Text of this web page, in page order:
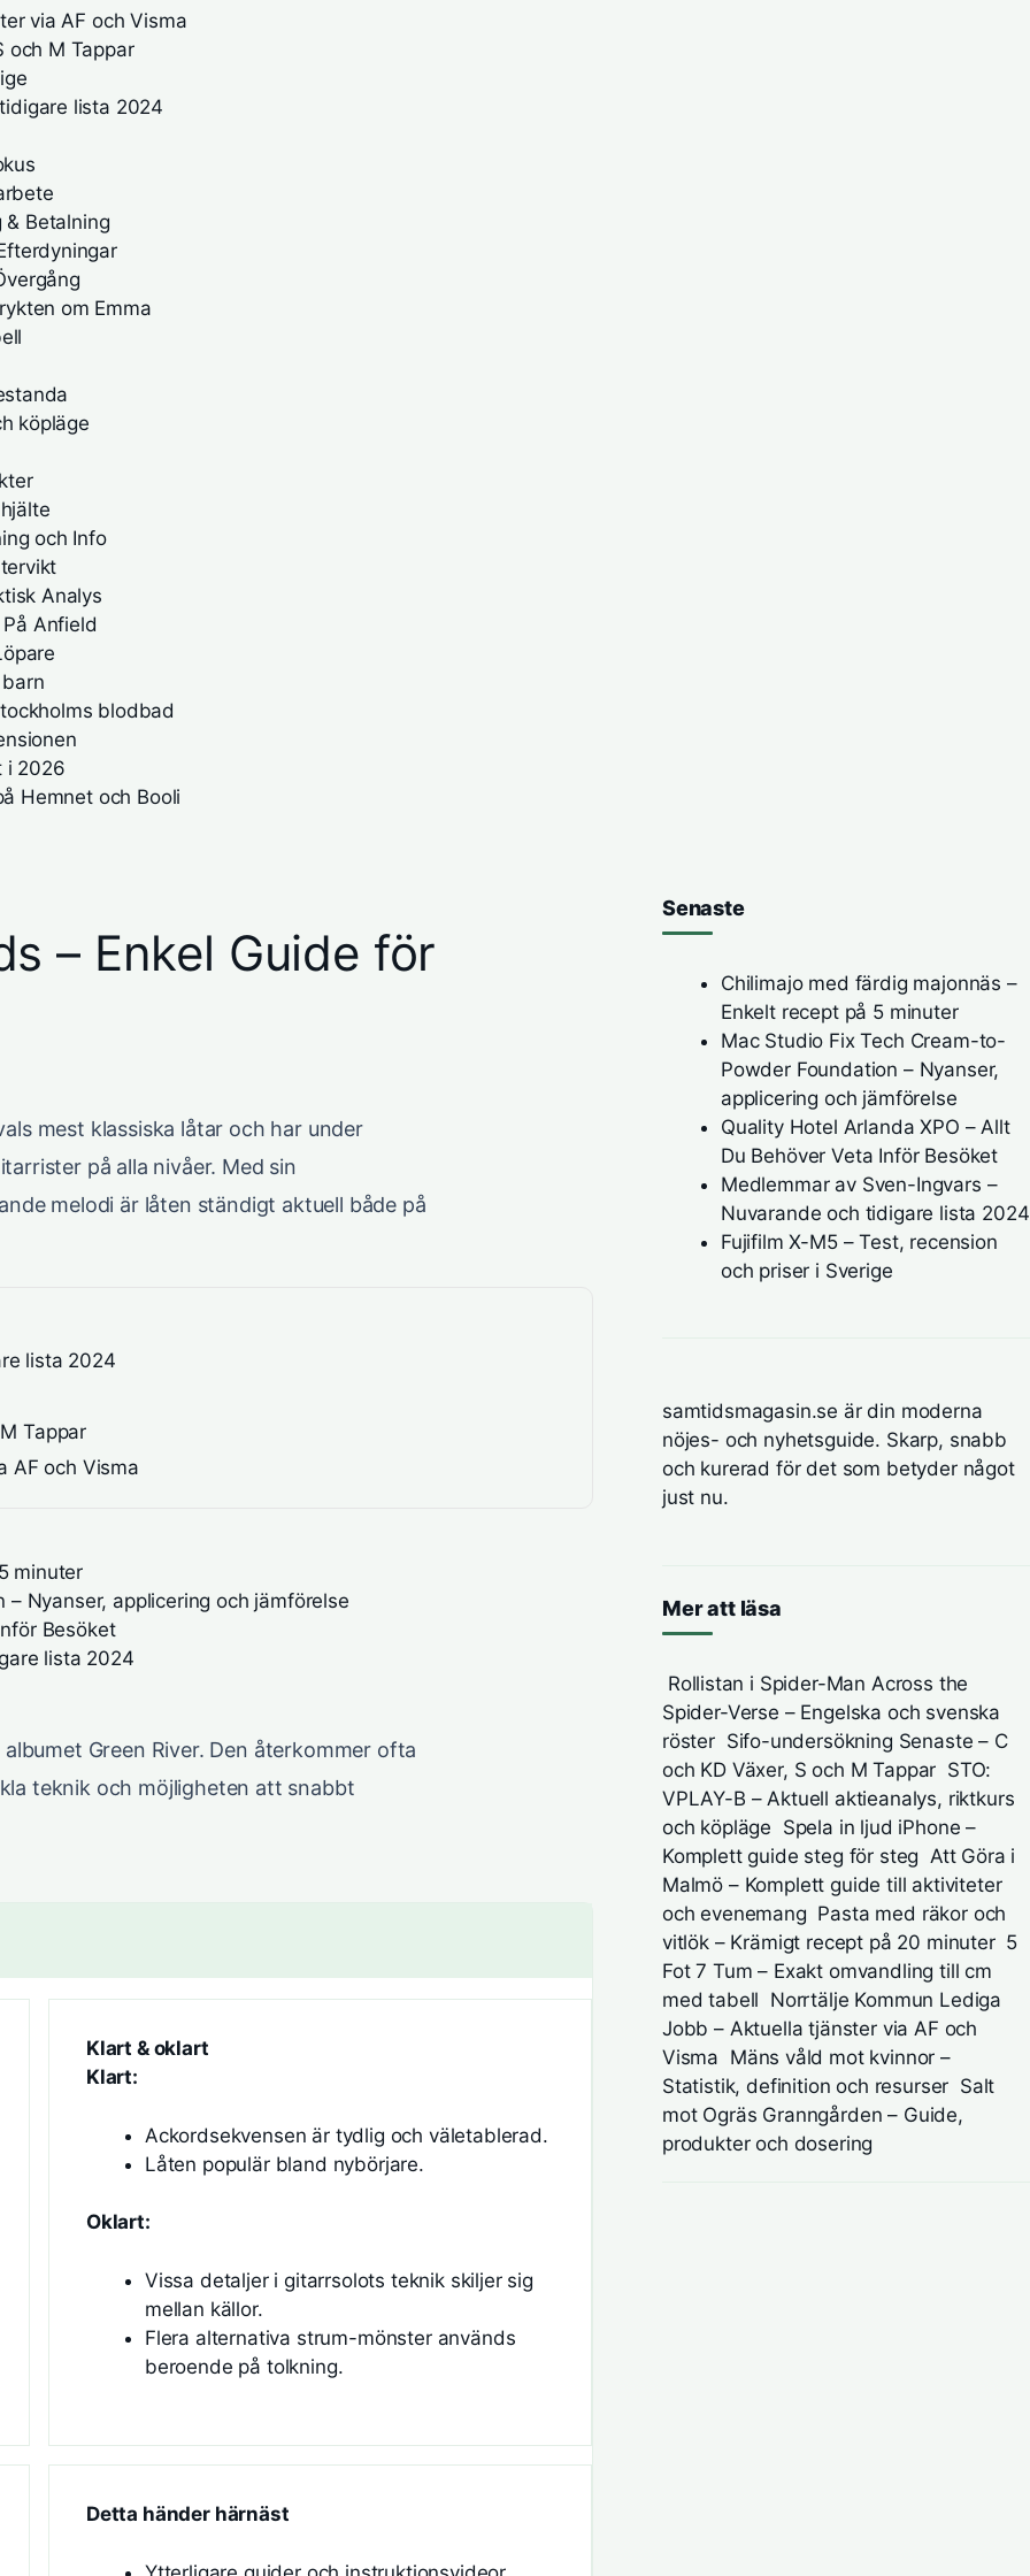
via AF och Visma
och M Tappar
lista 2024
& Betalning
om Emma
köpläge
och Info
Analys
Anfield
blodbad
i 2026
Hemnet och Booli
– Enkel Guide för
mest klassiska låtar och har under
på alla nivåer. Med sin
melodi är låten ständigt aktuell både på
lista 2024
Tappar
AF och Visma
minuter
Nyanser, applicering och jämförelse
Besöket
lista 2024
Green River. Den återkommer ofta
teknik och möjligheten att snabbt
Klart & oklart
Klart:
Ackordsekvensen är tydlig och väletablerad.
Låten populär bland nybörjare.
Oklart:
Vissa detaljer i gitarrsolots teknik skiljer sig
mellan källor.
Flera alternativa strum-mönster används
beroende på tolkning.
Detta händer härnäst
Senaste
Chilimajo med färdig majonnäs –
Enkelt recept på 5 minuter
Mac Studio Fix Tech Cream-to-
Powder Foundation – Nyanser,
applicering och jämförelse
Quality Hotel Arlanda XPO – Allt
Du Behöver Veta Inför Besöket
Medlemmar av Sven-Ingvars –
Nuvarande och tidigare lista 2024
Fujifilm X-M5 – Test, recension
och priser i Sverige
samtidsmagasin.se är din moderna
nöjes- och nyhetsguide. Skarp, snabb
och kurerad för det som betyder något
just nu.
Mer att läsa
Rollistan i Spider-Man Across the
Spider-Verse – Engelska och svenska
röster Sifo-undersökning Senaste – C
och KD Växer, S och M Tappar STO:
VPLAY-B – Aktuell aktieanalys, riktkurs
och köpläge Spela in ljud iPhone –
Komplett guide steg för steg Att Göra i
Malmö – Komplett guide till aktiviteter
och evenemang Pasta med räkor och
vitlök – Krämigt recept på 20 minuter 5
Fot 7 Tum – Exakt omvandling till cm
med tabell Norrtälje Kommun Lediga
Jobb – Aktuella tjänster via AF och
Visma Mäns våld mot kvinnor –
Statistik, definition och resurser Salt
mot Ogräs Granngården – Guide,
produkter och dosering